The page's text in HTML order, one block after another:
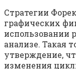
Стратегии
графических
использовании
анализе. Такая
утверждение,
изменения